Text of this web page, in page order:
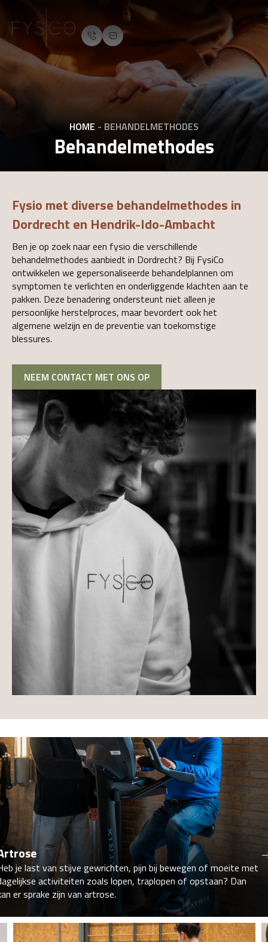
HOME - BEHANDELMETHODES
Behandelmethodes
Fysio met diverse behandelmethodes in
Dordrecht en Hendrik-Ido-Ambacht
Ben je op zoek naar een fysio die verschillende
behandelmethodes aanbiedt in Dordrecht? Bij FysiCo
ontwikkelen we gepersonaliseerde behandelplannen om
symptomen te verlichten en onderliggende klachten aan te
pakken. Deze benadering ondersteunt niet alleen je
persoonlijke herstelproces, maar bevordert ook het
algemene welzijn en de preventie van toekomstige
blessures.
NEEM CONTACT MET ONS OP
je last van stijve gewrichten, pijn bij bewegen of moeite met
activiteiten zoals lopen, traplopen of opstaan? Dan
er sprake zijn van artrose.